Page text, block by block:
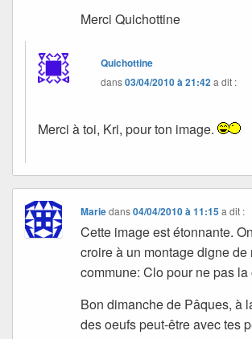
Merci Quichottine
Quichottine
dans03/04/2010 à 21:42a dit :
Merci à toi, Kri, pour ton image.
Mariedans04/04/2010 à 11:15 a dit :
Cette image est étonnante.
croire à un montage digne de
commune: Clo pour ne pas
Bon dimanche de Pâques, à
des oeufs peut-être avec tes